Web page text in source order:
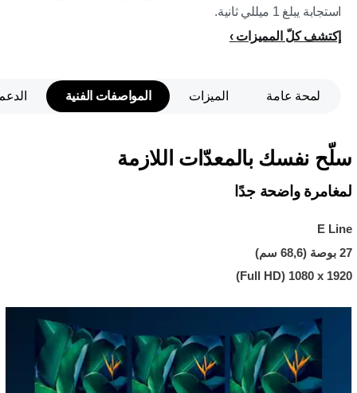
استجابة يبلغ 1 ميللي ثانية.
إكتشف كلّ المميزات
لمحة عامة الميزات المواصفات الفنية
سلّح نفسك بالمعدّات اللازمة
لمغامرة واضحة جدًا
E Line
27 بوصة (68,6 سم)
1920 x ‏1080 (Full HD)